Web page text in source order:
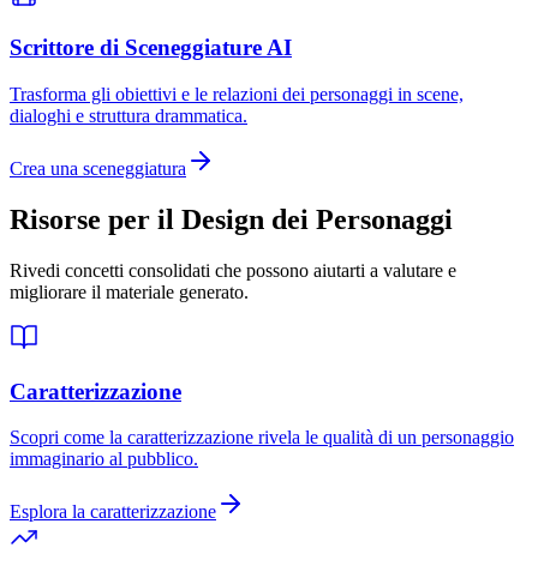
Scrittore di Sceneggiature AI
Trasforma gli obiettivi e le relazioni dei personaggi in scene,
dialoghi e struttura drammatica.
Crea una sceneggiatura
Risorse per il Design dei Personaggi
Rivedi concetti consolidati che possono aiutarti a valutare e
migliorare il materiale generato.
Caratterizzazione
Scopri come la caratterizzazione rivela le qualità di un personaggio
immaginario al pubblico.
Esplora la caratterizzazione